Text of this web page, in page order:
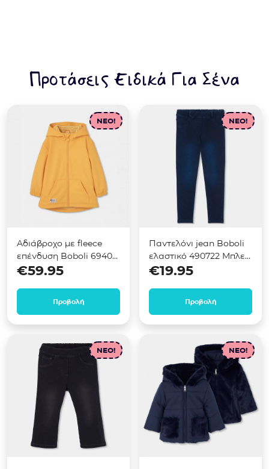
Προτάσεις Ειδικά Για Σένα
NEO!
Αδιάβροχο με fleece
επένδυση Boboli 694021
Κίτρινο
€59.95
Προβολή
NEO!
Παντελόνι jean Boboli
ελαστικό 490722 Μπλε
σκούρο
€19.95
Προβολή
NEO! NEO!